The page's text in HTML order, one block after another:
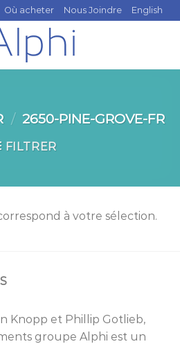
Où acheter Nous Joindre English
/ 2650-PINE-GROVE-FR
FILTRER
à votre sélection.
Knopp et Phillip Gotlieb,
groupe Alphi est un